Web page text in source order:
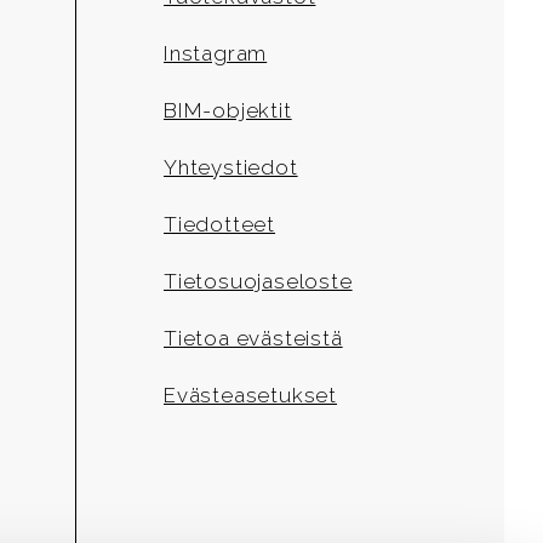
Instagram
BIM-objektit
Yhteystiedot
Tiedotteet
Tietosuojaseloste
Tietoa evästeistä
Evästeasetukset